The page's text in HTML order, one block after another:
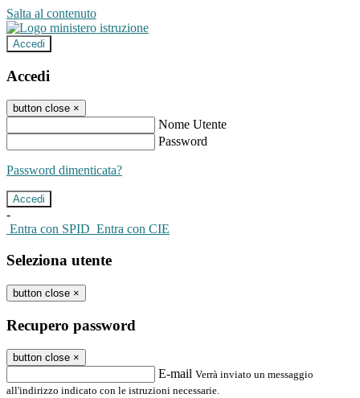
Salta al contenuto
Accedi
Accedi
button close ×
Nome Utente
Password
Password dimenticata?
-
Entra con SPID Entra con CIE
Seleziona utente
button close ×
Recupero password
button close ×
E-mail Verrà inviato un messaggio
all'indirizzo indicato con le istruzioni necessarie.